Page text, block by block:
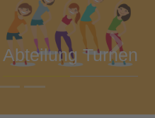
Turnen